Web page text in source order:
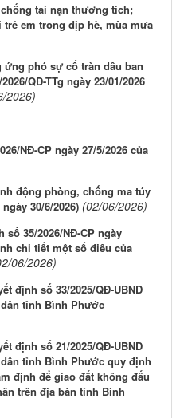
tai nạn thương tích;
em trong dịp hè, mùa mưa
phó sự cố tràn dầu ban
QĐ-TTg ngày 23/01/2026
2026)
NĐ-CP ngày 27/5/2026 của
động phòng, chống ma túy
30/6/2026) (02/06/2026)
35/2026/NĐ-CP ngày
chi tiết một số điều của
06/2026)
định số 33/2025/QĐ-UBND
dân tỉnh Bình Phước
định số 21/2025/QĐ-UBND
dân tỉnh Bình Phước quy định
định để giao đất không đấu
trên địa bàn tỉnh Bình